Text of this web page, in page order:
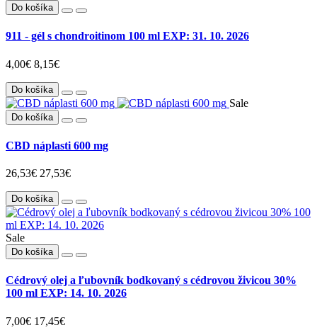
Do košíka
911 - gél s chondroitinom 100 ml EXP: 31. 10. 2026
4,00€ 8,15€
Do košíka
Sale
Do košíka
CBD náplasti 600 mg
26,53€ 27,53€
Do košíka
Sale
Do košíka
Cédrový olej a ľubovník bodkovaný s cédrovou živicou 30%
100 ml EXP: 14. 10. 2026
7,00€ 17,45€